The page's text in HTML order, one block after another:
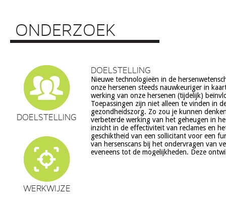
ONDERZOEK
DOELSTELLING
WERKWIJZE
DOELSTELLING
Nieuwe technologieën in de
onze hersenen steeds nauwkeuriger in
werking van onze hersenen (tijdelijk)
Toepassingen zijn niet alleen te vinden in
gezondheidszorg. Zo zou je kunnen
verbeterde werking van het geheugen in
inzicht in de effectiviteit van reclames en
geschiktheid van een sollicitant voor een
van hersenscans bij het ondervragen van
eveneens tot de mogelijkheden. Deze
echter ook veel vragen op, onder meer op
ethiek (recht op privacy, gelijkheid,
volksgezondheid (veiligheid) en veranderingen in ons
en waarden stelsel. De beoogde commerciële toepassing
een aantal van deze technologieën is een extra
zorg. Het doel van dit project is om een
verantwoorde ontwikkeling van
hersenwetenschappen te realiseren,